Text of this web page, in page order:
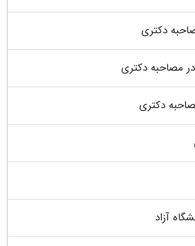
دکتری
مصاحبه دکتری
دکتری
آزاد